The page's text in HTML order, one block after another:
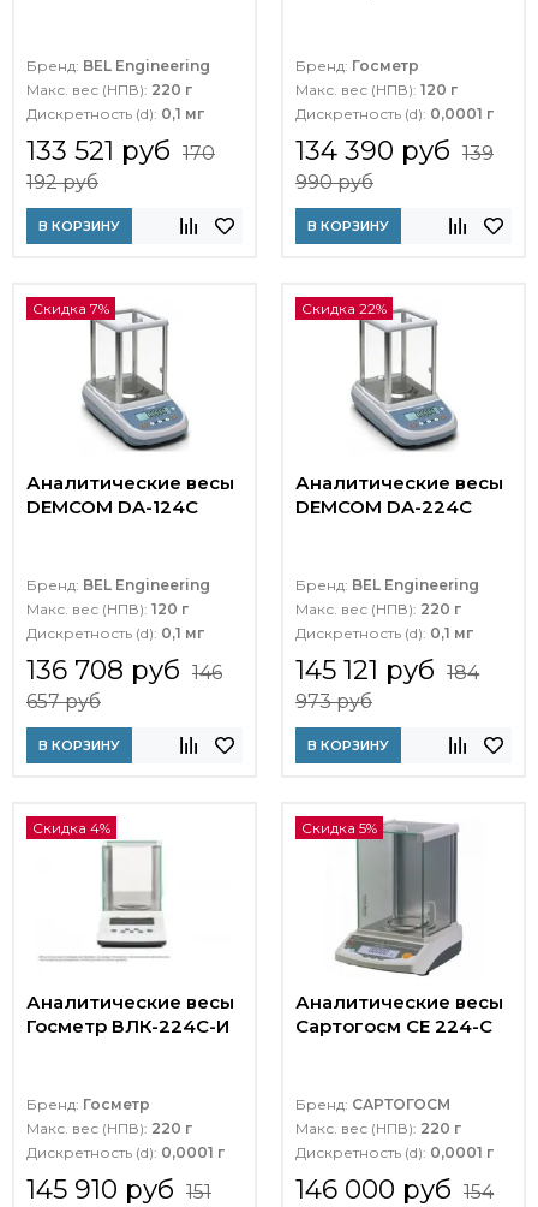
Бренд: BEL Engineering
Макс. вес (НПВ): 220 г
Дискретность (d): 0,1 мг
133 521 руб 170
192 руб
В КОРЗИНУ
Бренд: Госметр
Макс. вес (НПВ): 120 г
Дискретность (d): 0,0001 г
134 390 руб 139
990 руб
В КОРЗИНУ
Скидка 7%
Аналитические весы
DEMCOM DA-124C
Бренд: BEL Engineering
Макс. вес (НПВ): 120 г
Дискретность (d): 0,1 мг
136 708 руб 146
657 руб
В КОРЗИНУ
Скидка 22%
Аналитические весы
DEMCOM DA-224C
Бренд: BEL Engineering
Макс. вес (НПВ): 220 г
Дискретность (d): 0,1 мг
145 121 руб 184
973 руб
В КОРЗИНУ
Скидка 4%
Аналитические весы
Госметр ВЛК-224С-И
Бренд: Госметр
Макс. вес (НПВ): 220 г
Дискретность (d): 0,0001 г
145 910 руб 151
Скидка 5%
Аналитические весы
Сартогосм СЕ 224-С
Бренд: САРТОГОСМ
Макс. вес (НПВ): 220 г
Дискретность (d): 0,0001 г
146 000 руб 154